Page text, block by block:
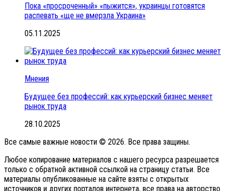
Пока «просроченный» «пыжится», украинцы готовятся
распевать «ще не вмерзла Украина»
05.11.2025
Мнения
Будущее без профессий: как курьерский бизнес меняет
рынок труда
28.10.2025
Все самые важные новости © 2026. Все права защины.
Любое копирование материалов с нашего ресурса разрешается
только с обратной активной ссылкой на страницу статьи. Все
материалы опубликованные на сайте взяты с открытых
источников и других порталов интернета, все права на авторство